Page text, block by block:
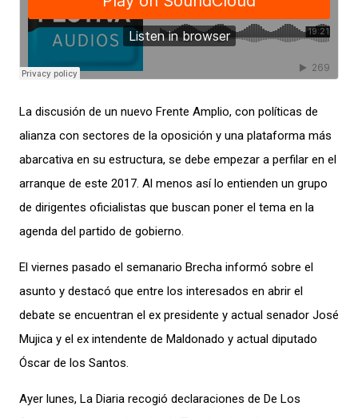
La discusión de un nuevo Frente Amplio, con políticas de
alianza con sectores de la oposición y una plataforma más
abarcativa en su estructura, se debe empezar a perfilar en el
arranque de este 2017. Al menos así lo entienden un grupo
de dirigentes oficialistas que buscan poner el tema en la
agenda del partido de gobierno.
El viernes pasado el semanario Brecha informó sobre el
asunto y destacó que entre los interesados en abrir el
debate se encuentran el ex presidente y actual senador José
Mujica y el ex intendente de Maldonado y actual diputado
Óscar de los Santos.
Ayer lunes, La Diaria recogió declaraciones de De Los